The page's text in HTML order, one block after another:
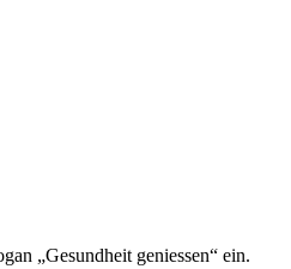
„Gesundheit geniessen“ ein.